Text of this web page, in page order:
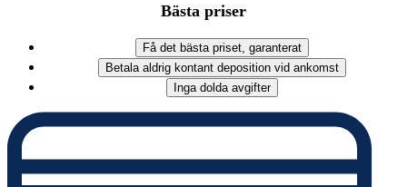
Bästa priser
Få det bästa priset, garanterat
Betala aldrig kontant deposition vid ankomst
Inga dolda avgifter